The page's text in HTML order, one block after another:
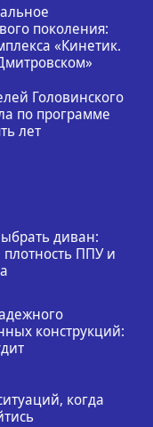
поколения:
«Кинетик.
Головинского
по программе
лет
диван:
плотность ППУ и
конструкций:
когда